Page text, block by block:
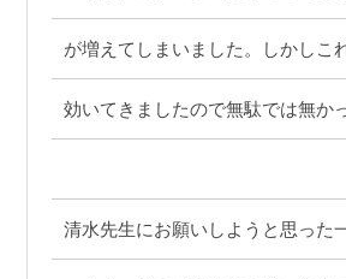
が増えてしまいました。しかしこ
効いてきましたので無駄では無か
清水先生にお願いしようと思った